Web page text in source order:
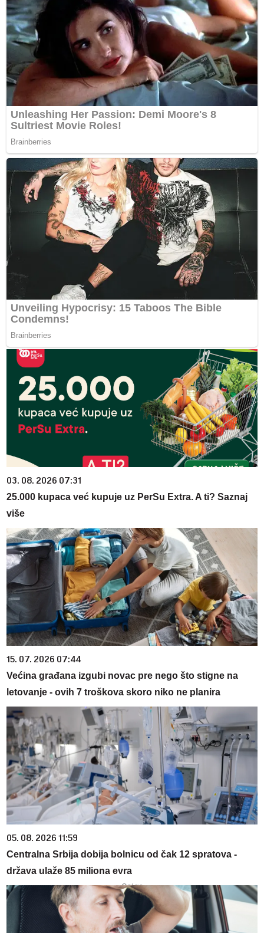
03. 08. 2026 07:31
25.000 kupaca već kupuje uz PerSu Extra. A ti? Saznaj
više
15. 07. 2026 07:44
Većina građana izgubi novac pre nego što stigne na
letovanje - ovih 7 troškova skoro niko ne planira
05. 08. 2026 11:59
Centralna Srbija dobija bolnicu od čak 12 spratova -
država ulaže 85 miliona evra